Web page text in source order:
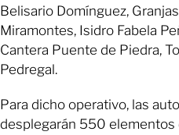
Belisario Domínguez,
Miramontes, Isidro Fabela
Cantera Puente de Piedra,
Pedregal.
Para dicho operativo, las
desplegarán 550 elementos